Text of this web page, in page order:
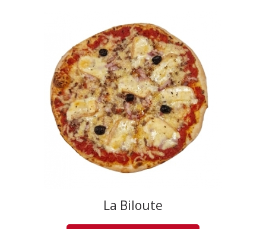
La Biloute